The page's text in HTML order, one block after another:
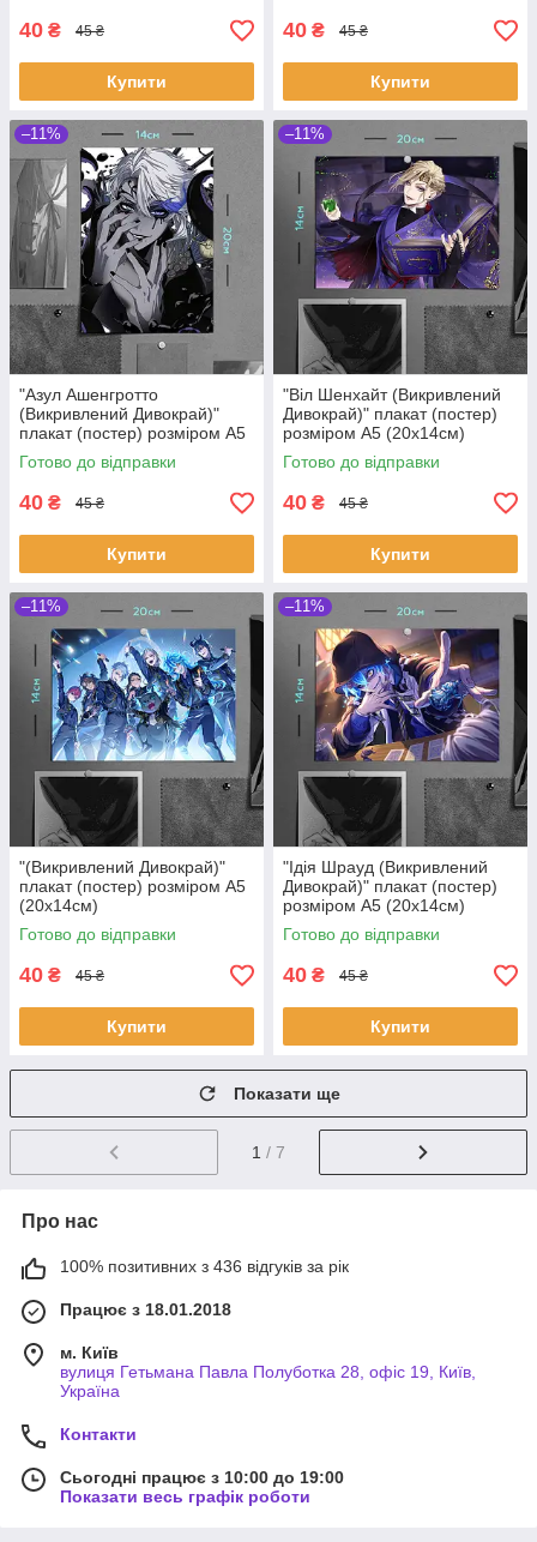
40 ₴ 45 ₴
Купити
40 ₴ 45 ₴
Купити
–11%
"Азул Ашенгротто
(Викривлений Дивокрай)"
плакат (постер) розміром А5
(14х20см)
Готово до відправки
40 ₴ 45 ₴
Купити
–11%
"Віл Шенхайт (Викривлений
Дивокрай)" плакат (постер)
розміром А5 (20х14см)
Готово до відправки
40 ₴ 45 ₴
Купити
–11%
"(Викривлений Дивокрай)"
плакат (постер) розміром А5
(20х14см)
Готово до відправки
40 ₴ 45 ₴
Купити
–11%
"Ідія Шрауд (Викривлений
Дивокрай)" плакат (постер)
розміром А5 (20х14см)
Готово до відправки
40 ₴ 45 ₴
Купити
Показати ще
1 / 7
Про нас
100% позитивних з 436 відгуків за рік
Працює з 18.01.2018
м. Київ
вулиця Гетьмана Павла Полуботка 28, офіс 19, Київ,
Україна
Контакти
Сьогодні працює з 10:00 до 19:00
Показати весь графік роботи